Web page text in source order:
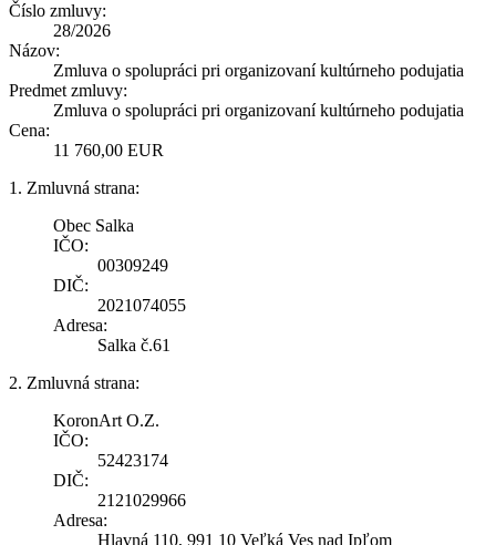
Číslo zmluvy:
28/2026
Názov:
Zmluva o spolupráci pri organizovaní kultúrneho podujatia
Predmet zmluvy:
Zmluva o spolupráci pri organizovaní kultúrneho podujatia
Cena:
11 760,00 EUR
1. Zmluvná strana:
Obec Salka
IČO:
00309249
DIČ:
2021074055
Adresa:
Salka č.61
2. Zmluvná strana:
KoronArt O.Z.
IČO:
52423174
DIČ:
2121029966
Adresa:
Hlavná 110, 991 10 Veľká Ves nad Ipľom